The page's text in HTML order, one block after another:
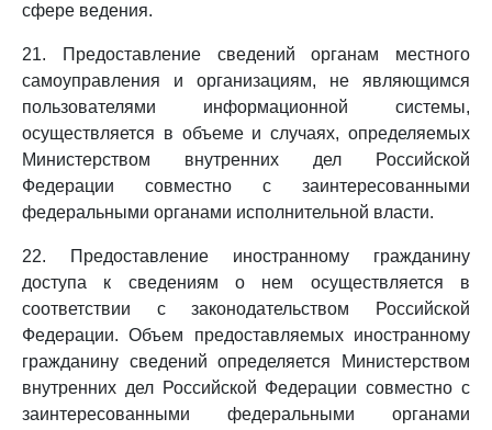
сфере ведения.
21. Предоставление сведений органам местного
самоуправления и организациям, не являющимся
пользователями информационной системы,
осуществляется в объеме и случаях, определяемых
Министерством внутренних дел Российской
Федерации совместно с заинтересованными
федеральными органами исполнительной власти.
22. Предоставление иностранному гражданину
доступа к сведениям о нем осуществляется в
соответствии с законодательством Российской
Федерации. Объем предоставляемых иностранному
гражданину сведений определяется Министерством
внутренних дел Российской Федерации совместно с
заинтересованными федеральными органами